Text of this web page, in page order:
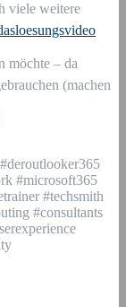
viele weitere
möchte – da
(machen
#microsoft365
#techsmith
#consultants